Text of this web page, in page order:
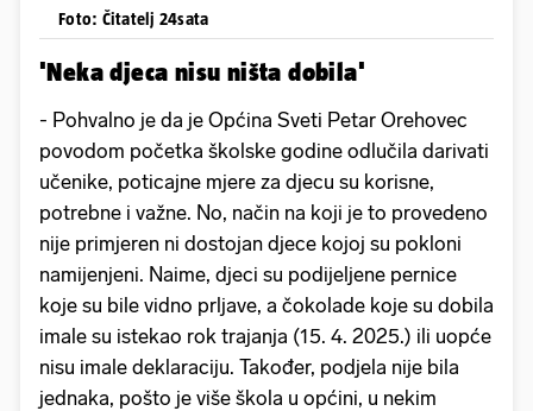
Foto: Čitatelj 24sata
'Neka djeca nisu ništa dobila'
- Pohvalno je da je Općina Sveti Petar Orehovec
povodom početka školske godine odlučila darivati
učenike, poticajne mjere za djecu su korisne,
potrebne i važne. No, način na koji je to provedeno
nije primjeren ni dostojan djece kojoj su pokloni
namijenjeni. Naime, djeci su podijeljene pernice
koje su bile vidno prljave, a čokolade koje su dobila
imale su istekao rok trajanja (15. 4. 2025.) ili uopće
nisu imale deklaraciju. Također, podjela nije bila
jednaka, pošto je više škola u općini, u nekim